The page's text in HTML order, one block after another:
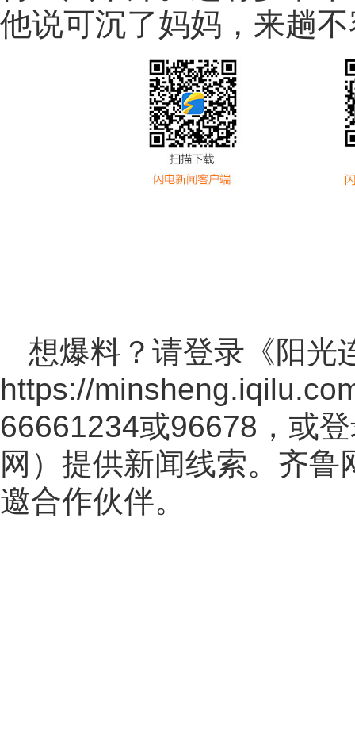
他说可沉了妈妈，来趟
想爆料？请登录《阳光
https://
66661234或96678，或
网 ）提供新闻线索。齐鲁
邀合作伙伴。